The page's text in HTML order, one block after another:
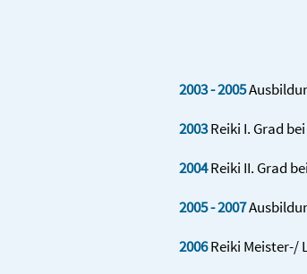
2003 - 2005
2003Reiki I. Grad
2004Reiki II. Grad
2005 - 2007
2006Reiki Meister-/